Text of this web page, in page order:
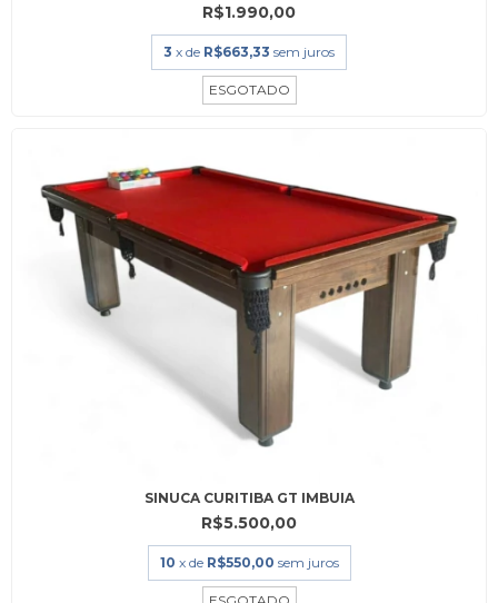
R$1.990,00
3 x de R$663,33 sem juros
ESGOTADO
SINUCA CURITIBA GT IMBUIA
R$5.500,00
10 x de R$550,00 sem juros